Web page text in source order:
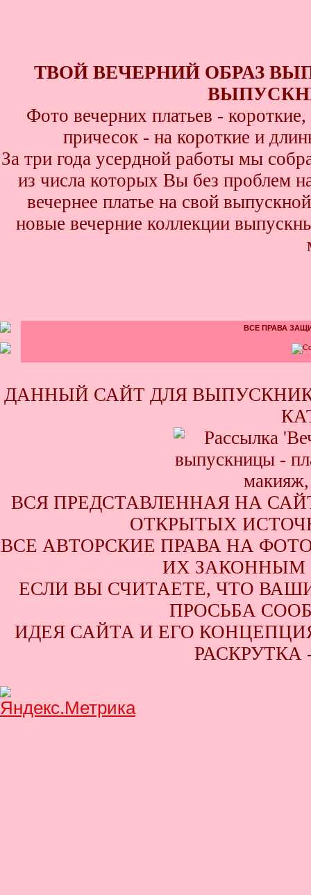
ТВОЙ ВЕЧЕРНИЙ ОБРАЗ
Фото вечерних платьев -
причесок - на короткие и
За три года усердной работы мы
из числа которых Вы без проблем
вечернее платье на свой
новые вечерние коллекции
ВСЕ ПРАВА
ДАННЫЙ САЙТ ДЛЯ
ВСЯ ПРЕДСТАВЛЕННАЯ НА
ОТКРЫТЫХ
ВСЕ АВТОРСКИЕ ПРАВА НА
ИХ ЗАКОННЫМ
ЕСЛИ ВЫ СЧИТАЕТЕ, ЧТО
ПРОСЬБА
ИДЕЯ САЙТА И ЕГО КОНЦЕПЦИЯ
РАСКРУТКА -